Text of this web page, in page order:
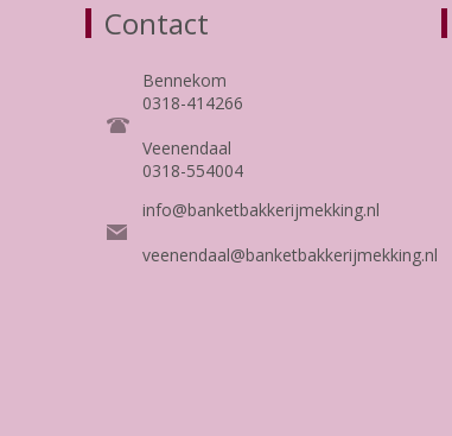
Contact
Bennekom
0318-414266
Veenendaal
0318-554004
info@banketbakkerijmekking.nl
veenendaal@banketbakkerijmekking.nl